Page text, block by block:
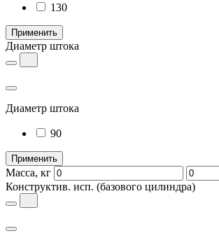
130
Применить
Диаметр штока
Диаметр штока
90
Применить
Масса, кг
Конструктив. исп. (базового цилиндра)